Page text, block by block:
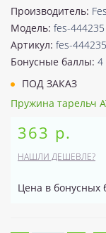
Производитель:
Модель: fes-444235
Артикул: fes-444235
Бонусные баллы: 4
ПОД ЗАКАЗ
Пружина тарельч
363 р.
НАШЛИ ДЕШЕВЛЕ?
Цена в бонусных